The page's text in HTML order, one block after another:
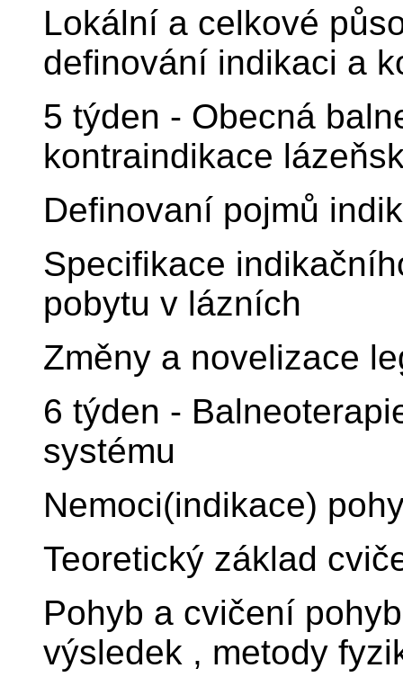
Lokální a celkové
definování indikaci a
5 týden - Obecná
kontraindikace
Definovaní pojmů
Specifikace
pobytu v lázních
Změny a novelizace
6 týden -
systému
Nemoci(indikace)
Teoretický základ
Pohyb a cvičení
výsledek , metody